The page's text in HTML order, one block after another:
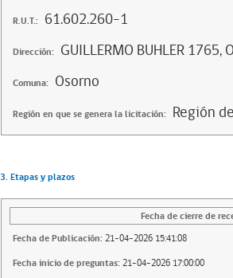
R.U.T.: 61.602.260-1
Dirección: GUILLERMO BUHLER 1765,
Comuna: Osorno
Región en que se genera la licitación: Región
3. Etapas y plazos
Fecha de cierre de
Fecha de Publicación: 21-04-2026 15:41:08
Fecha inicio de preguntas: 21-04-2026 17:00:00